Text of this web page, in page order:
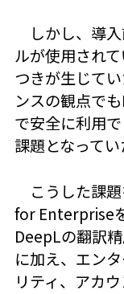
しかし、導
ルが使用され
つきが生じて
ンスの観点で
で安全に利用
課題となってい
こうした課
for Enterprise
DeepLの翻訳
に加え、エン
リティ、アカ